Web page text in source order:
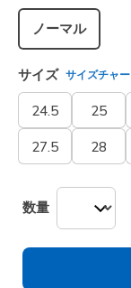
ノーマル
サイズ サイズチャー
24.5 25
27.5 28
数量